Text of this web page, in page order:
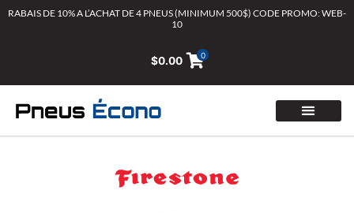
AllerRABAIS DE 10% A L’ACHAT DE 4 PNEUS (MINIMUM 500$) CODE PROMO: WEB-
10
$0.00 0